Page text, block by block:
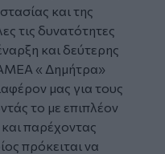
και της
τις δυνατότητες
και δεύτερης
« Δημήτρα»
μας για τους
το με επιπλέον
παρέχοντας
πρόκειται να